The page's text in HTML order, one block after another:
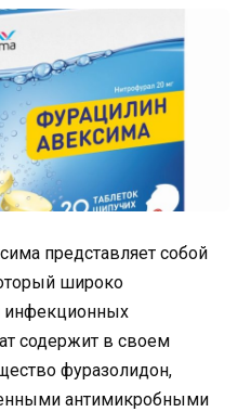
представляет собой
широко
инфекционных
содержит в своем
фуразолидон,
антимикробными